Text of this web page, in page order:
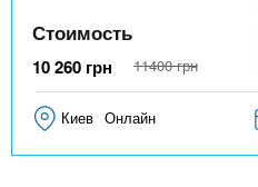
Стоимость
10 260 грн 11400 грн
Киев Онлайн